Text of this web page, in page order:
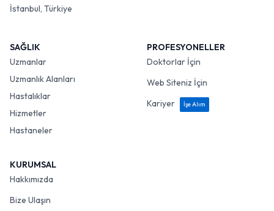
İstanbul, Türkiye
SAĞLIK
Uzmanlar
Uzmanlık Alanları
Hastalıklar
Hizmetler
Hastaneler
PROFESYONELLER
Doktorlar İçin
Web Siteniz İçin
Kariyer
İşe Alım
KURUMSAL
Hakkımızda
Bize Ulaşın